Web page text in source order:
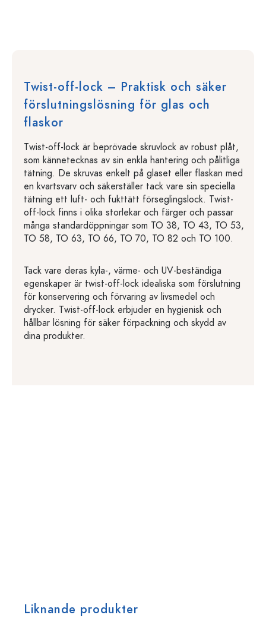
Twist-off-lock – Praktisk och säker
förslutningslösning för glas och
flaskor
Twist-off-lock är beprövade skruvlock av robust plåt,
som kännetecknas av sin enkla hantering och pålitliga
tätning. De skruvas enkelt på glaset eller flaskan med
en kvartsvarv och säkerställer tack vare sin speciella
tätning ett luft- och fukttätt förseglingslock. Twist-
off-lock finns i olika storlekar och färger och passar
många standardöppningar som TO 38, TO 43, TO 53,
TO 58, TO 63, TO 66, TO 70, TO 82 och TO 100.
Tack vare deras kyla-, värme- och UV-beständiga
egenskaper är twist-off-lock idealiska som förslutning
för konservering och förvaring av livsmedel och
drycker. Twist-off-lock erbjuder en hygienisk och
hållbar lösning för säker förpackning och skydd av
dina produkter.
Liknande produkter